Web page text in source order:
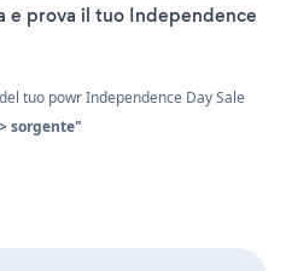
e prova il tuo Independence
tuo powr Independence Day Sale
sorgente"